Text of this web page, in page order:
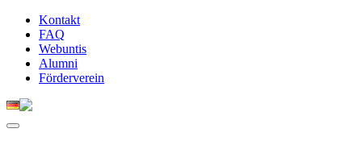
Kontakt
FAQ
Webuntis
Alumni
Förderverein